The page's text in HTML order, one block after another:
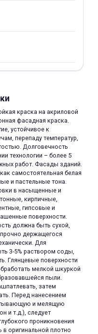
краска на акриловой
фасадная краска.
устойчивое к
перепаду температур,
Долговечность
технологии – более 5
работ. Фасады зданий.
самостоятельная белая
и пастельные тона.
в насыщенные и
кирпичные,
гипсовые и
поверхности.
должна быть сухой,
держащегося
Для
3-5% раствором соды,
Глянцевые поверхности
мелкой шкуркой
пыли.
затем
Перед нанесением
и мелящую
и т.д.), следует
проникновения
в оригинальной плотно
25
раз в 2
51